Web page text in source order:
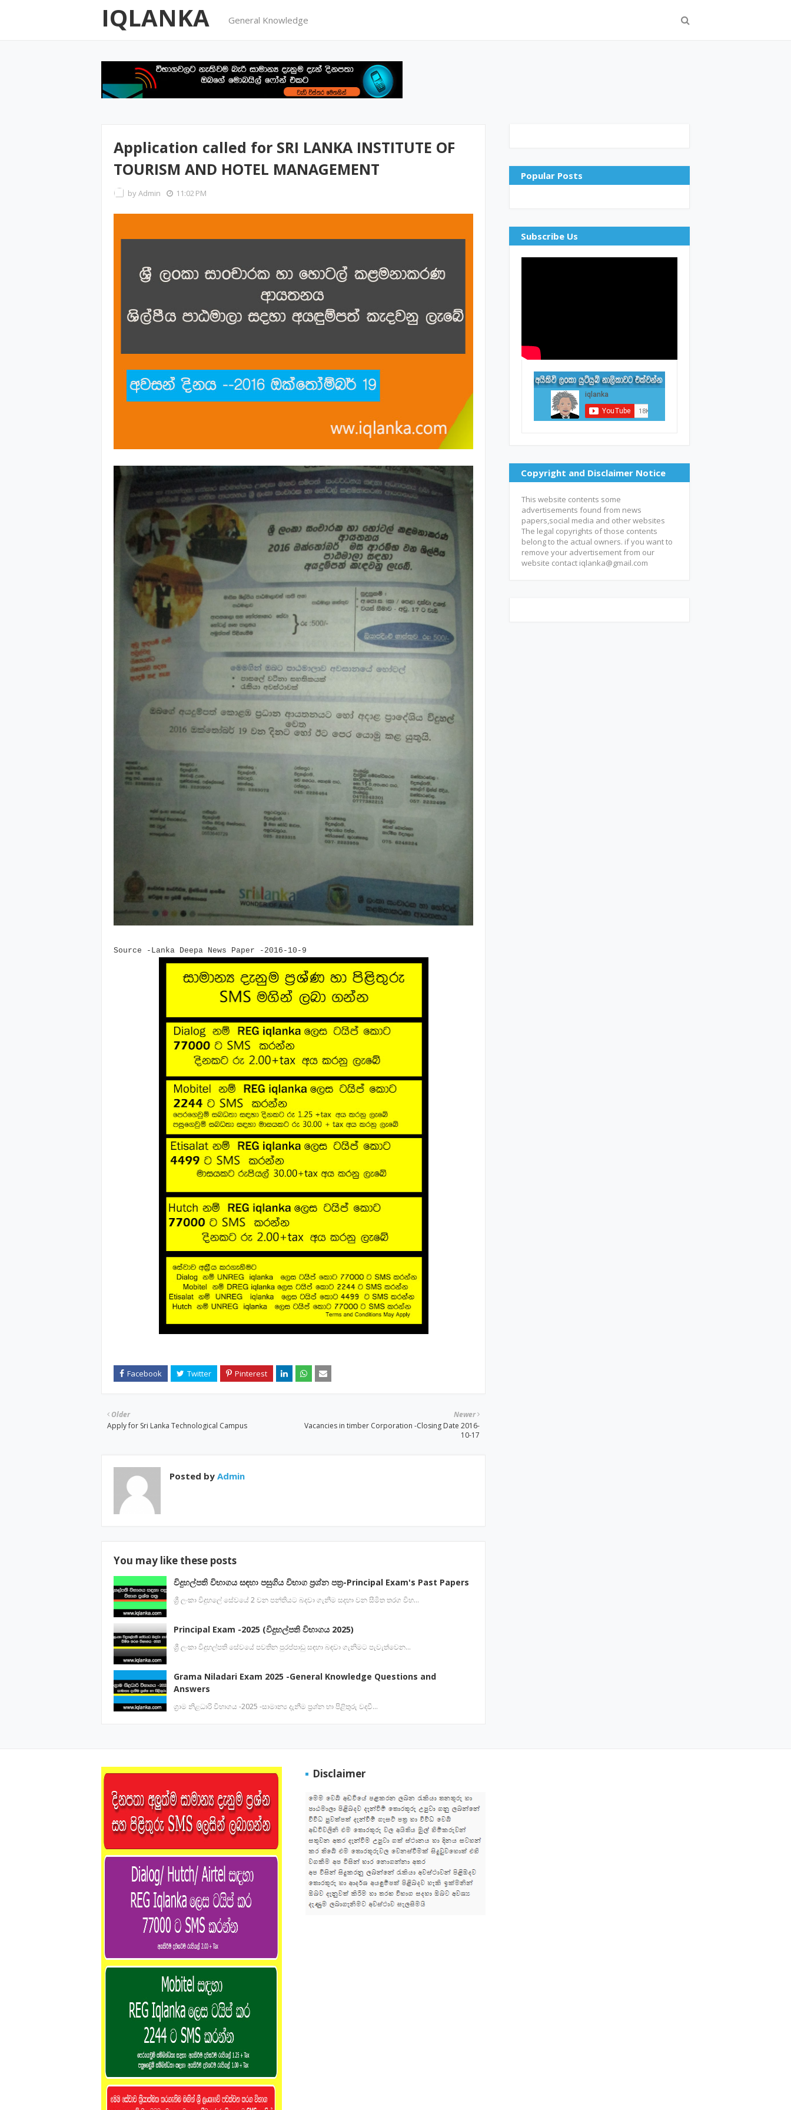
IQLANKA General Knowledge
Application called for SRI LANKA INSTITUTE OF
TOURISM AND HOTEL MANAGEMENT
byAdmin 11:02 PM
Source -Lanka Deepa News Paper -2016-10-9
Newer
Vacancies in timber Corporation -Closing Date 2016-
10-17
Older
Apply for Sri Lanka Technological Campus
Posted by Admin
You may like these posts
විදුහල්පති විභාගය සඳහා පසුගිය විභාග ප්‍රශ්න පත්‍ර-Principal Exam's Past Papers
ශ්‍රී ලංකා විදුහලේ සේවයේ 2 වන පන්තියට බදවා ගැනීම සදහා වන සීමිත තරග විභ…
Principal Exam -2025 (විදුහල්පති විභාගය 2025)
ශ්‍රී ලංකා විදුහල්පති සේවයේ පවතින පුරප්පාඩු සඳහා බඳවා ගැනිමට පැවැත්වෙන…
Grama Niladari Exam 2025 -General Knowledge Questions and
Answers
ග්‍රාම නිළධාරි විභාගය -2025 -සාමාන්‍ය දැනීම ප්‍රශ්න හා පිළිතුරු වදවී…
Popular Posts
Subscribe Us
Copyright and Disclaimer Notice
This website contents some
advertisements found from news
papers,social media and other websites
The legal copyrights of those contents
belong to the actual owners. if you want to
remove your advertisement from our
website contact iqlanka@gmail.com
Disclaimer